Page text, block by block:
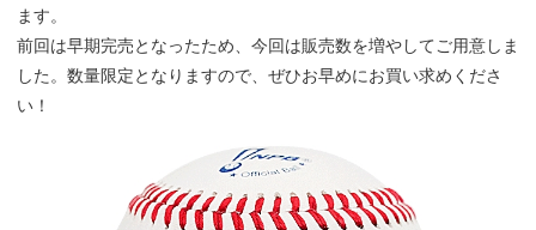
ます。
前回は早期完売となったため、今回は販売数を増やしてご用意しま
した。数量限定となりますので、ぜひお早めにお買い求めくださ
い！